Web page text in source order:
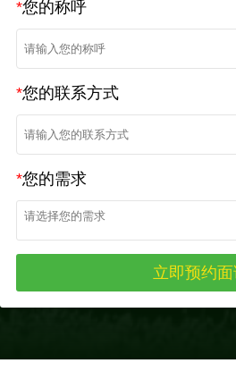
*您的称呼
*您的联系方式
*您的需求